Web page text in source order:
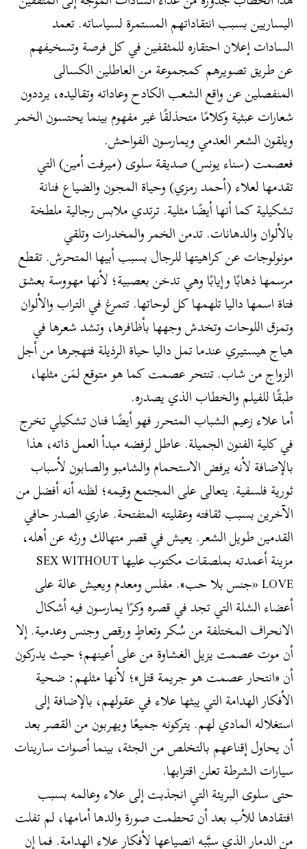
اليساريين بسبب انتقاداتهم المستمرة لسياساته. تعمد
السادات إعلان احتقاره للمثقفين في كل فرصة وتسخيفهم
عن طريق تصويرهم كمجموعة من العاطلين الكسالى
المنفصلين عن واقع الشعب الكادح وعاداته وتقاليده، يرددون
شعارات عبثية وكلامًا متحذلقًا غير مفهوم بينما يحتسون الخمر
ويلقون الشعر العدمي ويمارسون الفواحش.
فعصمت (سناء يونس) صديقة سلوى (ميرفت أمين) التي
تقدمها لعلاء (أحمد رمزي) وحياة المجون والضياع فنانة
تشكيلية كما أنها أيضًا مثلية. ترتدي ملابس رجالية ملطخة
بالألوان والدهانات. تدمن الخمر والمخدرات وتلقي
مونولوجات عن كراهيتها للرجال بسبب أبيها المتحرش. تقطع
مرسمها ذهابًا وإيابًا وهي تدخن بعصبية؛ لأنها مهووسة بعشق
فتاة اسمها داليا تلهمها كل لوحاتها. تتمرغ في التراب والألوان
وتمزق اللوحات وتخدش وجهها بأظافرها، وتشد شعرها في
هياج هيستيري عندما تمل داليا حياة الرذيلة فتهجرها من أجل
الزواج من شاب. تنتحر عصمت كما هو متوقع لمَن مثلها،
طبقًا للفيلم والخطاب الذي يصدره.
أما علاء زعيم الشباب المتحرر فهو أيضًا فنان تشكيلي تخرج
في كلية الفنون الجميلة. عاطل لرفضه مبدأ العمل ذاته، هذا
بالإضافة لأنه يرفض الاستحمام والشامبو والصابون لأسباب
ثورية فلسفية. يتعالى على المجتمع وقيمه؛ لظنه أنه أفضل من
الآخرين بسبب ثقافته وعقليته المتفتحة. عاري الصدر حافي
القدمين طويل الشعر. يعيش في قصر متهالك ورثه عن أهله،
مزينة أعمدته بملصقات مكتوب عليها SEX WITHOUT
LOVE «جنس بلا حب». مفلس ومعدم ويعيش عالة على
أعضاء الشلة التي تجد في قصره وكرًا يمارسون فيه أشكال
الانحراف المختلفة من سُكر وتعاطٍ ورقص وجنس وعدمية. إلا
أن موت عصمت يزيل الغشاوة من على أعينهم؛ حيث يدركون
أن «انتحار عصمت هو جريمة قتل»؛ لأنها مثلهم: ضحية
الأفكار الهدامة التي يبثها علاء في عقولهم، بالإضافة إلى
استغلاله المادي لهم. يتركونه جميعًا ويهربون من القصر بعد
أن يحاول إقناعهم بالتخلص من الجثة، بينما أصوات سارينات
سيارات الشرطة تعلن اقترابها.
حتى سلوى البريئة التي انجذبت إلى علاء وعالمه بسبب
افتقادها للأب بعد أن تحطمت صورة والدها أمامها، لم تفلت
من الدمار الذي سبَّبه انصياعها لأفكار علاء الهدامة. فما إن